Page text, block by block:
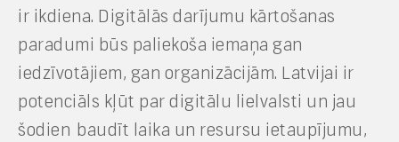
ir ikdiena. Digitālās darījumu kārtošanas
paradumi būs paliekoša iemaņa gan
iedzīvotājiem, gan organizācijām. Latvijai ir
potenciāls kļūt par digitālu lielvalsti un jau
šodien baudīt laika un resursu ietaupījumu,